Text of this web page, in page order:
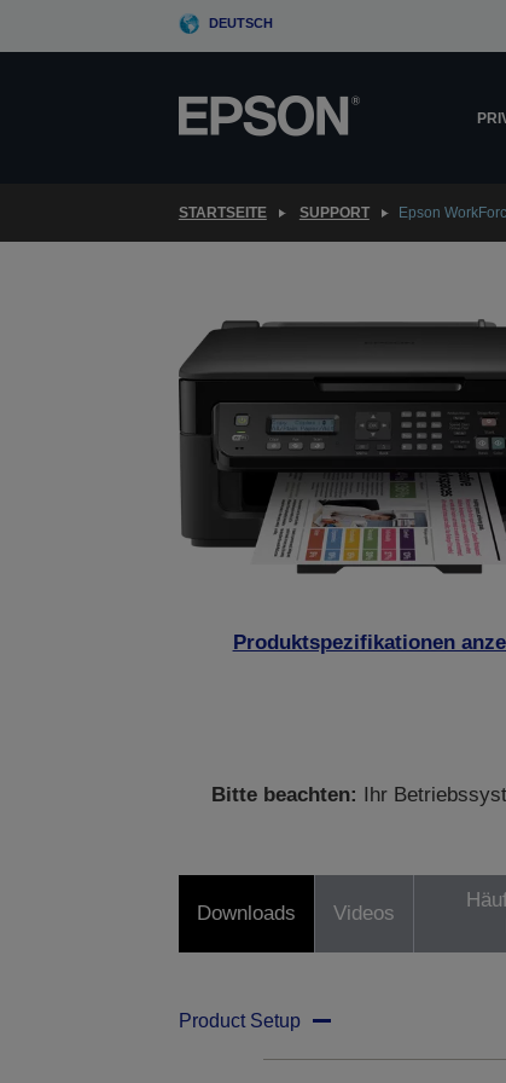
DEUTSCH
STARTSEITE SUPPORT Epson
Produktspezifikationen
Bitte beachten:
Ihr
Downloads Videos
Product Setup